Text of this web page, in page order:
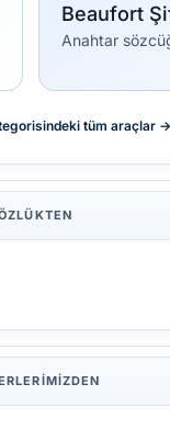
Beaufort
Anahtar
tüm araçlar →